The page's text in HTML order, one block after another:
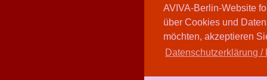
AVIVA-Berlin-Website
über Cookies und
möchten, akzeptieren
Datenschutzerklärung /